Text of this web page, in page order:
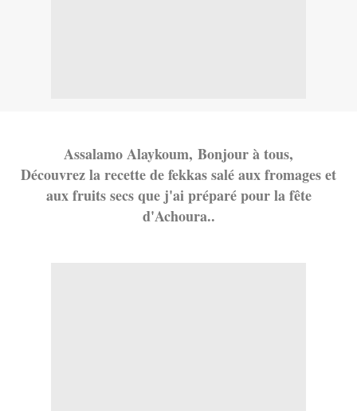
Assalamo Alaykoum, Bonjour à tous,
Découvrez la recette de fekkas salé aux fromages et
aux fruits secs que j'ai préparé pour la fête
d'Achoura..